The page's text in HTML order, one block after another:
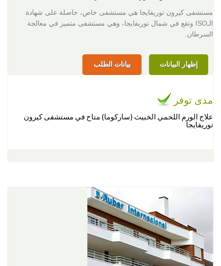
مستشفى كيرون توريفايجا هي مستشفى خاص، حاصلة على شهادة
الـISO وتقع في شمال توريفايجا، وهي مستشفى متميز في معالجة
السرطان.
إظهار البيانات بيانات الطلب
مدى توفر
علاج الورم اللحمي الخبيث (ساركوما) متاح في مستشفى كيرون
توريفايجا